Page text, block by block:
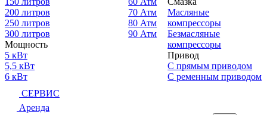
200 литров
250 литров
300 литров
Мощность
5 кВт
5,5 кВт
6 кВт
70 Атм
80 Атм
90 Атм
Масляные
компрессоры
Безмасляные
компрессоры
Привод
С прямым приводом
С ременным приводом
СЕРВИС
Аренда